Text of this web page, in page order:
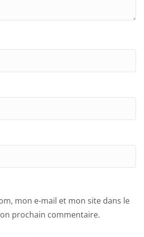
mon e-mail et mon site dans le
prochain commentaire.